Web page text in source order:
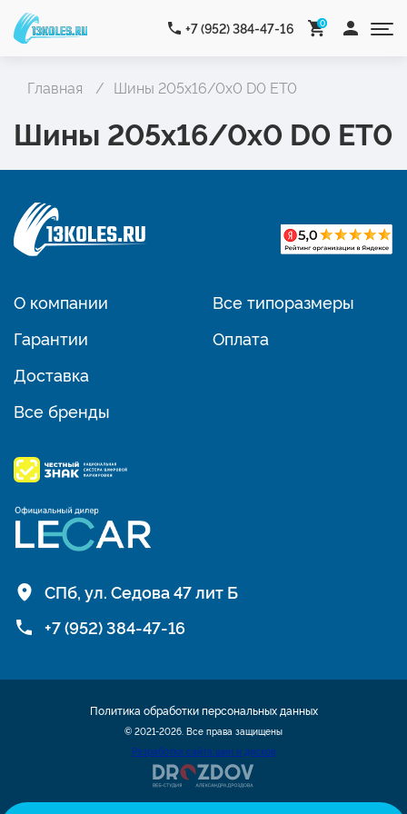
+7 (952) 384-47-16 0
Главная Шины 205x16/0x0 D0 ET0
Шины 205x16/0x0 D0 ET0
О компании
Гарантии
Доставка
Все бренды
Все типоразмеры
Оплата
СПб, ул. Седова 47 лит Б
+7 (952) 384-47-16
© 2021-2026. Все права защищены
Разработка сайта шин и дисков
Политика обработки персональных данных